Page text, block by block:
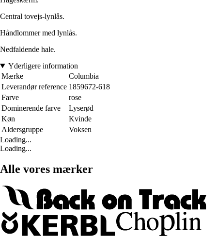
Central tovejs-lynlås.
Håndlommer med lynlås.
Nedfaldende hale.
Yderligere information
Mærke
Columbia
Leverandør reference 1859672-618
Farve
rose
Dominerende farve
Lyserød
Køn
Kvinde
Aldersgruppe
Voksen
Loading...
Loading...
Alle vores mærker